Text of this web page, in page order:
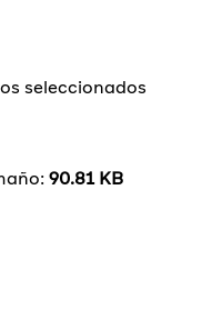
seleccionados
90.81 KB